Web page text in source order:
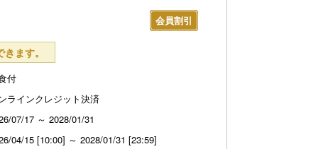
会員割引
ます。
付
ラインクレジット決済
07/17 ～ 2028/01/31
04/15 [10:00] ～ 2028/01/31 [23:59]